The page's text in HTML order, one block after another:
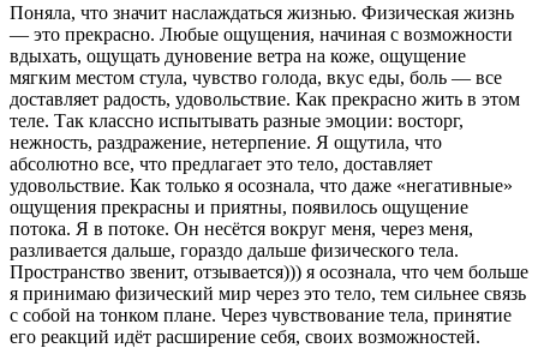
Поняла, что значит наслаждаться жизнью. Физическая жизнь
— это прекрасно. Любые ощущения, начиная с возможности
вдыхать, ощущать дуновение ветра на коже, ощущение
мягким местом стула, чувство голода, вкус еды, боль — все
доставляет радость, удовольствие. Как прекрасно жить в этом
теле. Так классно испытывать разные эмоции: восторг,
нежность, раздражение, нетерпение. Я ощутила, что
абсолютно все, что предлагает это тело, доставляет
удовольствие. Как только я осознала, что даже «негативные»
ощущения прекрасны и приятны, появилось ощущение
потока. Я в потоке. Он несётся вокруг меня, через меня,
разливается дальше, гораздо дальше физического тела.
Пространство звенит, отзывается))) я осознала, что чем больше
я принимаю физический мир через это тело, тем сильнее связь
с собой на тонком плане. Через чувствование тела, принятие
его реакций идёт расширение себя, своих возможностей.